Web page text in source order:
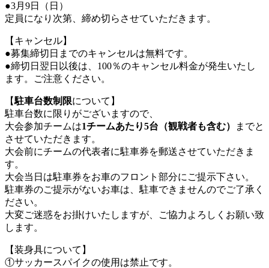
●3月9日（日）
定員になり次第、締め切らさせていただきます。
【キャンセル】
●募集締切日までのキャンセルは無料です。
●締切日翌日以後は、100％のキャンセル料金が発生いたし
ます。ご注意ください。
【駐車台数制限について】
駐車台数に限りがございますので、
大会参加チームは1チームあたり5台（観戦者も含む）
までと
させていただきます。
大会前にチームの代表者に駐車券を郵送させていただきま
す。
大会当日は駐車券をお車のフロント部分にご提示下さい。
駐車券のご提示がないお車は、駐車できませんのでご了承く
ださい。
大変ご迷惑をお掛けいたしますが、ご協力よろしくお願い致
します。
【装身具について】
①サッカースパイクの使用は禁止です。